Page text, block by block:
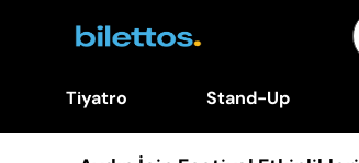
Tiyatro Stand-Up